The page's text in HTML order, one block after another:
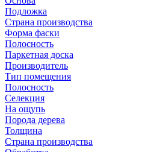
Подложка
Страна производства
Форма фаски
Полосность
Паркетная доска
Производитель
Тип помещения
Полосность
Селекция
На ощупь
Порода дерева
Толщина
Страна производства